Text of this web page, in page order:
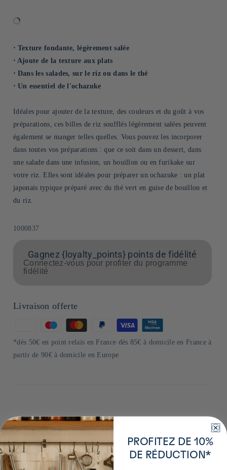
⋅ Texture fondante, légèrement salée
⋅ Ajoute de la texture aux plats
⋅ Dans les salades, sur le riz ou dans le thé
⋅ Un essentiel de l'ochazuke
Idéales pour ajouter de la texture, des couleurs et du goût à vos
préparations, ces billes de riz soufflés légèrement salées peuvent
également se manger telles quelles. Vous pouvez les incorporer
dans toutes vos préparations : que ce soit dans un dessert, dans
une salade dans une infusion, un bouillon ou en furikake sur
votre riz. Elles sont idéales pour préparer un ochazuke : un plat
japonais typique préparé avec du thé vert en guise de bouillon et
du riz.
SKU:
1000837
Gagnez {loyalty_points} points de fidélité
Connectez-vous pour profiter du programme
fidélité
Livraison offerte
de
paiement
*dès 50€ en point relais en France dès 85€ à domicile en France à
partir de 90€ à domicile en Europe
Plus de détails sur ce produit
En savoir plus sur le producteur
PROFITEZ DE 10%
DE RÉDUCTION*